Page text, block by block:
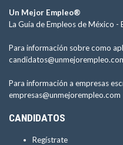
Un Mejor Empleo®
La Guía de Empleos de México -
Para información sobre como
Para información a empresas
empresas@unmejorempleo.com
CANDIDATOS
Regístrate